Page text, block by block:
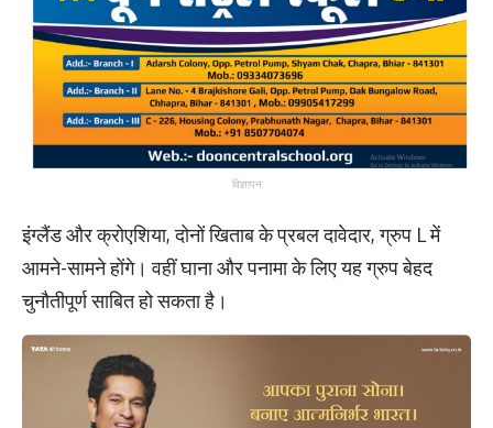
विज्ञापन
इंग्लैंड और क्रोएशिया, दोनों खिताब के प्रबल दावेदार, ग्रुप L में
आमने-सामने होंगे। वहीं घाना और पनामा के लिए यह ग्रुप बेहद
चुनौतीपूर्ण साबित हो सकता है।